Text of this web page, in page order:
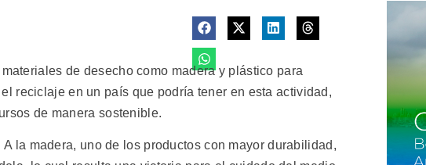
de desecho como madera y plástico para
reciclaje en un país que podría tener en esta actividad,
de manera sostenible.
la madera, uno de los productos con mayor durabilidad,